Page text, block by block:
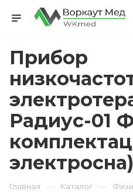
Прибор
Радиус-01
электросна)
Главная — Каталог —